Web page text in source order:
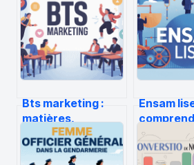
Bts marketing :
matières,
débouchés,
écoles… tout ce
Ensam
formation,
campus et